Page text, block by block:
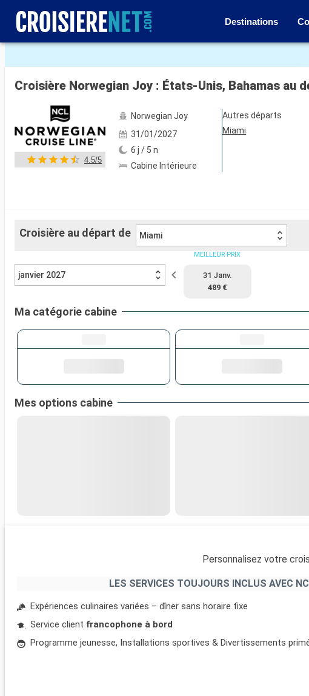
Destinations
Voir les 42 autres photos
Croisière Norwegian Joy : États-Unis, Bahamas au
4.5/5
Norwegian Joy
31/01/2027
6 j / 5 n
Cabine Intérieure
Autres départs
Miami
Croisière au départ de Miami
janvier 2027
MEILLEUR PRIX
31 Janv.
489 €
Ma catégorie cabine
Mes options cabine
Personnalisez votre
LES SERVICES TOUJOURS INCLUS AVEC
Expériences culinaires variées – dîner sans horaire fixe
Service client francophone à bord
Programme jeunesse, Installations sportives & Divertissements